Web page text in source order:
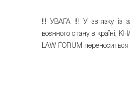
!!! УВАГА !!! У зв'язку із
воєнного стану в країні,
LAW FORUM переноситься